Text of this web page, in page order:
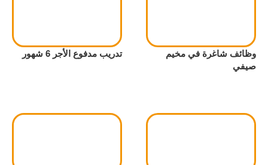
وظائف شاغرة في مخيم
صيفي
تدريب مدفوع الأجر 6 شهور